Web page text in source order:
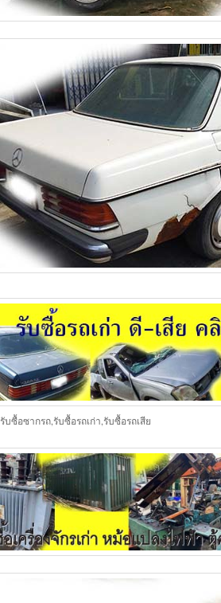
รับซื้อซากรถ,รับซื้อรถเก่า,รับซื้อรถเสีย